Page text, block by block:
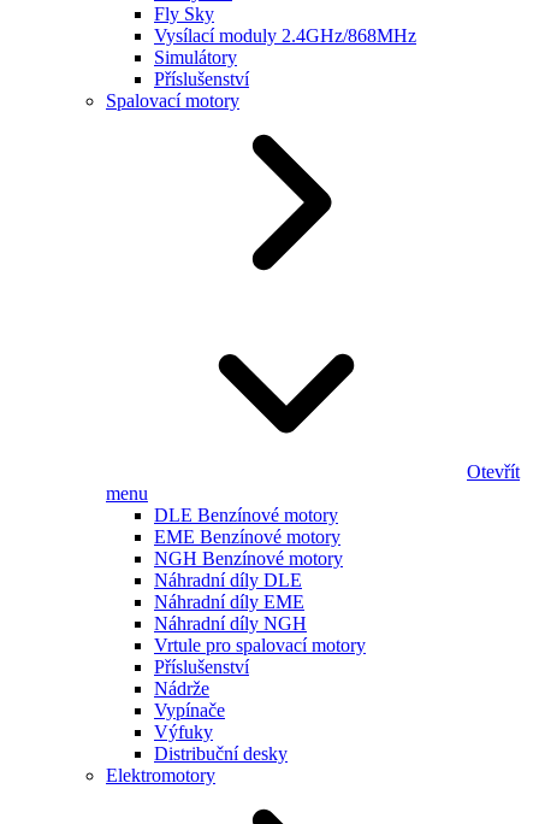
Fly Sky
Vysílací moduly 2.4GHz/868MHz
Simulátory
Příslušenství
Spalovací motory
Otevřít
menu
DLE Benzínové motory
EME Benzínové motory
NGH Benzínové motory
Náhradní díly DLE
Náhradní díly EME
Náhradní díly NGH
Vrtule pro spalovací motory
Příslušenství
Nádrže
Vypínače
Výfuky
Distribuční desky
Elektromotory